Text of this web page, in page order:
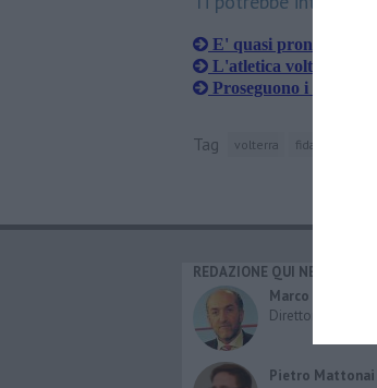
E' quasi pronta la
L'atletica volterrana
Proseguono i lavori
Tag volterra fidal
REDAZIONE QUI NEWS
Marco Migli
Direttore
Pietro Mattonai